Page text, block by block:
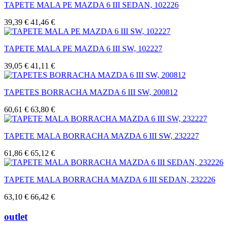
TAPETE MALA PE MAZDA 6 III SEDAN, 102226
39,39 € 41,46 €
TAPETE MALA PE MAZDA 6 III SW, 102227
39,05 € 41,11 €
TAPETES BORRACHA MAZDA 6 III SW, 200812
60,61 € 63,80 €
TAPETE MALA BORRACHA MAZDA 6 III SW, 232227
61,86 € 65,12 €
TAPETE MALA BORRACHA MAZDA 6 III SEDAN, 232226
63,10 € 66,42 €
outlet